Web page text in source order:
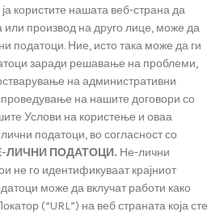
ја користите нашата веб-страна да
производ на друго лице, може да
податоци. Ние, исто така може да ги
заради решавање на проблеми,
на административни
на нашите договори со
Услови на користење и оваа
податоци, во согласност со
ЛИЧНИ ПОДАТОЦИ. Не-лични
не го идентификуваат крајниот
може да вклучат работи како
(“URL”) на веб страната која сте